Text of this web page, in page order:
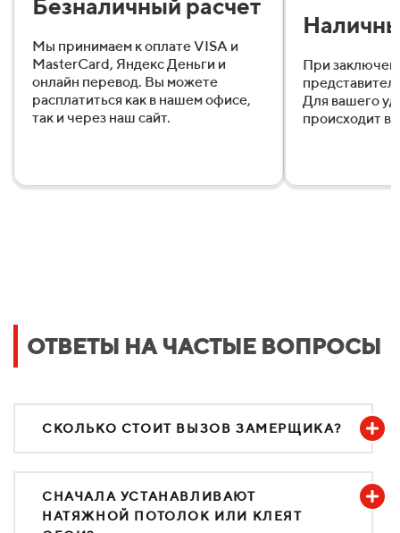
Безналичный расчет
Мы принимаем к оплате VISA и
MasterCard, Яндекс Деньги и
онлайн перевод. Вы можете
расплатиться как в нашем офисе,
так и через наш сайт.
При
Для вашего
происходит в
ОТВЕТЫ НА ЧАСТЫЕ ВОПРОСЫ
СКОЛЬКО СТОИТ ВЫЗОВ ЗАМЕРЩИКА?
СНАЧАЛА УСТАНАВЛИВАЮТ
НАТЯЖНОЙ ПОТОЛОК ИЛИ КЛЕЯТ